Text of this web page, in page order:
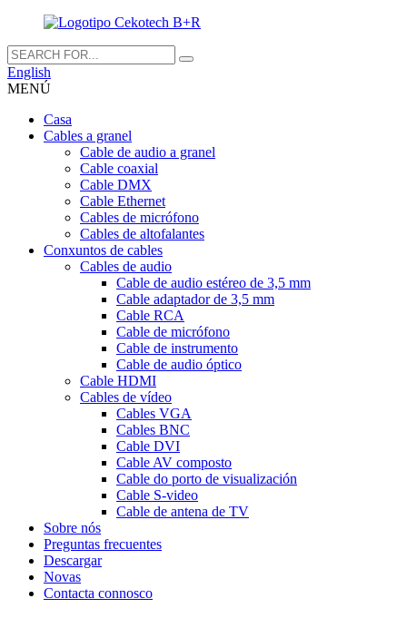
English
MENÚ
Casa
Cables a granel
Cable de audio a granel
Cable coaxial
Cable DMX
Cable Ethernet
Cables de micrófono
Cables de altofalantes
Conxuntos de cables
Cables de audio
Cable de audio estéreo de 3,5 mm
Cable adaptador de 3,5 mm
Cable RCA
Cable de micrófono
Cable de instrumento
Cable de audio óptico
Cable HDMI
Cables de vídeo
Cables VGA
Cables BNC
Cable DVI
Cable AV composto
Cable do porto de visualización
Cable S-video
Cable de antena de TV
Sobre nós
Preguntas frecuentes
Descargar
Novas
Contacta connosco